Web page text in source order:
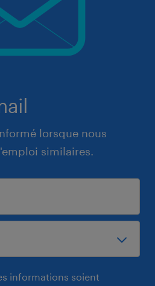
lorsque nous
similaires.
informations soient